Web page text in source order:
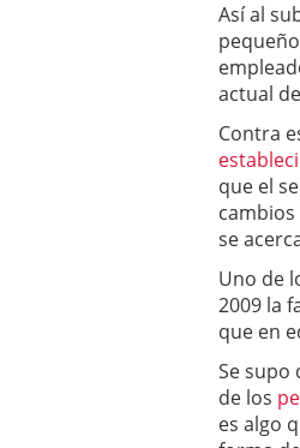
Así al
actual
Contra
que el
se
Uno de
2009 la
que en
Se supo
de los
es algo